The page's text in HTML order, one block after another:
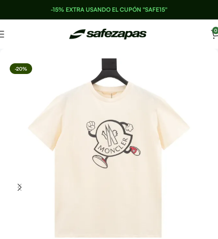
-15% EXTRA USANDO EL CUPÓN "SAFE15"
0
-20%